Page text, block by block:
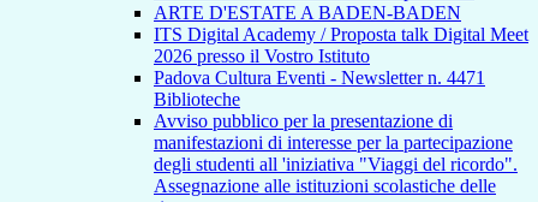
ARTE D'ESTATE A BADEN-BADEN
ITS Digital Academy / Proposta talk Digital Meet
2026 presso il Vostro Istituto
Padova Cultura Eventi - Newsletter n. 4471
Biblioteche
Avviso pubblico per la presentazione di
manifestazioni di interesse per la partecipazione
degli studenti all 'iniziativa "Viaggi del ricordo".
Assegnazione alle istituzioni scolastiche delle